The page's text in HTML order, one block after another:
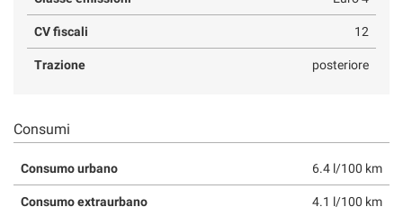
CV fiscali 12
Trazione posteriore
Consumi
Consumo urbano 6.4 l/100 km
Consumo extraurbano 4.1 l/100 km